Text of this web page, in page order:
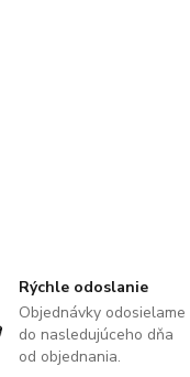
Rýchle odoslanie
Objednávky odosielame
do nasledujúceho dňa
od objednania.